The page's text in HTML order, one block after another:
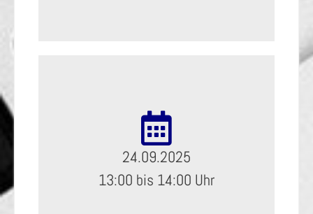
24.09.2025
13:00 bis 14:00 Uhr